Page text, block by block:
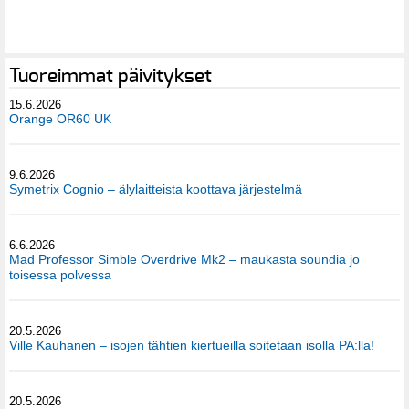
Tuoreimmat päivitykset
15.6.2026
Orange OR60 UK
9.6.2026
Symetrix Cognio – älylaitteista koottava järjestelmä
6.6.2026
Mad Professor Simble Overdrive Mk2 – maukasta soundia jo
toisessa polvessa
20.5.2026
Ville Kauhanen – isojen tähtien kiertueilla soitetaan isolla PA:lla!
20.5.2026